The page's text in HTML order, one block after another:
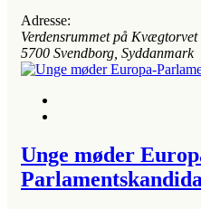
Adresse:
Verdensrummet på
5700 Svendborg, Syddanmark
Unge møder